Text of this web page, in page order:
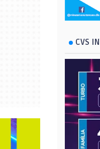
CVS